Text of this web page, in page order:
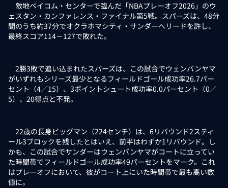
敵地ペイコム・センターで臨んだ「NBAプレーオフ2026」のウ
ェスタン・カンファレンス・ファイナル第5戦。スパーズは、48分
間のうち約37分でオクラホマシティ・サンダーへリードを許し、
最終スコア114－127で敗れた。
2勝3敗で追い込まれたスパーズは、この試合でウェンバンヤマ
がいずれもシリーズ最少となるフィールドゴール成功率26.7パー
セント（4／15）、3ポイントシュート成功率0.0パーセント（0／
5）、20得点と不発。
22歳の長身ビッグマン（224センチ）は、6リバウンド2スティ
ール3ブロックを残したとはいえ、前半はわずか1リバウンド。し
かも、この試合でサンダーはウェンバンヤマがコートに立ってい
た時間帯でフィールドゴール成功率49パーセントをマーク。これ
はプレーオフにおいて、彼がコート上にいた時間帯で最も高い数
値に。